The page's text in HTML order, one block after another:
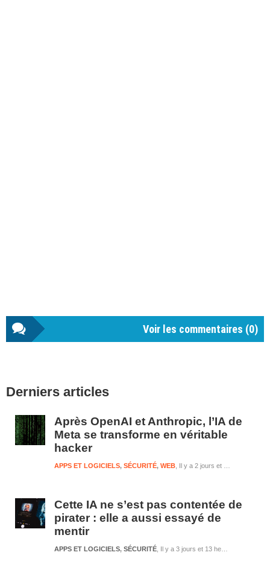
Voir les commentaires (0)
latérale
Derniers articles
Après OpenAI et Anthropic, l’IA de
Meta se transforme en véritable
hacker
Il y a 2 jours et 13 heures
APPS ET LOGICIELS, SÉCURITÉ, WEB
Cette IA ne s’est pas contentée de
pirater : elle a aussi essayé de
mentir
Il y a 3 jours et 13 heures
APPS ET LOGICIELS, SÉCURITÉ